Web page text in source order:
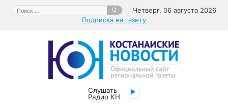
Перейти
содержимому
Поиск:
Четверг, 06 августа 2026
Подписка на газету
Слушать
Радио КН